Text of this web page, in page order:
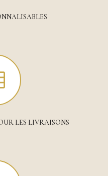
LES LIVRAISONS